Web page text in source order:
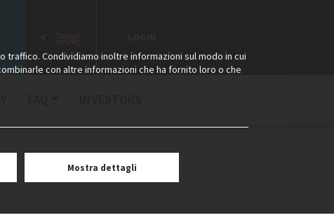
Condividiamo inoltre informazioni sul modo in cui
con altre informazioni che ha fornito loro o che
Mostra dettagli